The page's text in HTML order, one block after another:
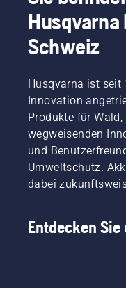
können
Sie die
richtige
Größe
Typ von
Motorsäge
auswählen.
wenn
Suche
für
sind.
Husqvarna
Schweiz
Husqvarna ist seit
Innovation
Produkte für
wegweisenden
und
Umweltschutz.
dabei
Entdecken